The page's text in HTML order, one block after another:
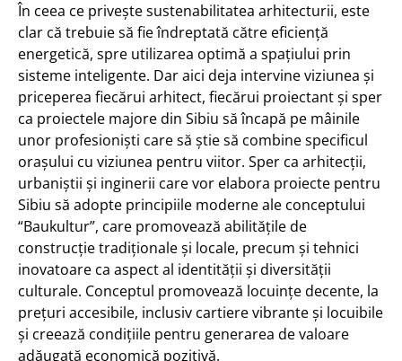
În ceea ce privește sustenabilitatea arhitecturii, este
clar că trebuie să fie îndreptată către eficiență
energetică, spre utilizarea optimă a spațiului prin
sisteme inteligente. Dar aici deja intervine viziunea și
priceperea fiecărui arhitect, fiecărui proiectant și sper
ca proiectele majore din Sibiu să încapă pe mâinile
unor profesioniști care să știe să combine specificul
orașului cu viziunea pentru viitor. Sper ca arhitecții,
urbaniștii și inginerii care vor elabora proiecte pentru
Sibiu să adopte principiile moderne ale conceptului
“Baukultur”, care promovează abilitățile de
construcție tradiționale și locale, precum și tehnici
inovatoare ca aspect al identității și diversității
culturale. Conceptul promovează locuințe decente, la
prețuri accesibile, inclusiv cartiere vibrante și locuibile
și creează condițiile pentru generarea de valoare
adăugată economică pozitivă.